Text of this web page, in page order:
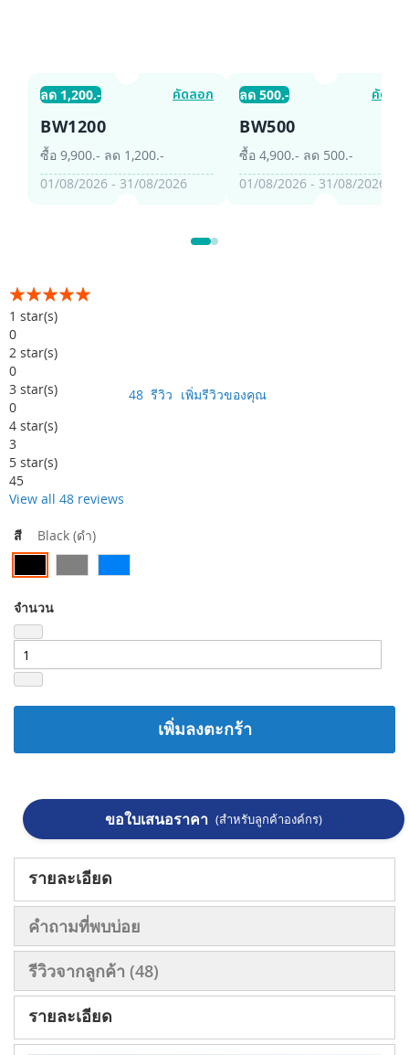
ลด 1,200.- คัดลอก
BW1200
ซื้อ 9,900.- ลด 1,200.-
01/08/2026 - 31/08/2026
ลด 500.- คัดลอ
BW500
ซื้อ 4,900.- ลด 500.-
01/08/2026 - 31/08/2026
อันดับ:
99% of100
1 star(s)
0
2 star(s)
0
3 star(s)
0
4 star(s)
3
5 star(s)
45
View all 48 reviews
48 รีวิว เพิ่มรีวิวของคุณ
สี Black (ดำ)
จำนวน
เพิ่มลงตะกร้า
ขอใบเสนอราคา (สำหรับลูกค้าองค์กร)
รายละเอียด
คำถามที่พบบ่อย
รีวิวจากลูกค้า 48
รายละเอียด